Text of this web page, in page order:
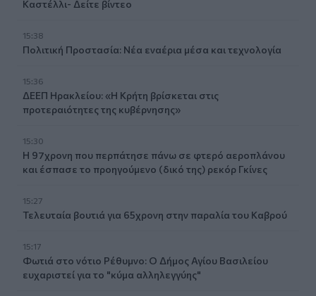
Καστέλλι- Δείτε βίντεο
15:38
Πολιτική Προστασία: Νέα εναέρια μέσα και τεχνολογία
15:36
ΔΕΕΠ Ηρακλείου: «Η Κρήτη βρίσκεται στις
προτεραιότητες της κυβέρνησης»
15:30
Η 97χρονη που περπάτησε πάνω σε φτερό αεροπλάνου
και έσπασε το προηγούμενο (δικό της) ρεκόρ Γκίνες
15:27
Τελευταία βουτιά για 65χρονη στην παραλία του Καβρού
15:17
Φωτιά στο νότιο Ρέθυμνο: Ο Δήμος Αγίου Βασιλείου
ευχαριστεί για το "κύμα αλληλεγγύης"